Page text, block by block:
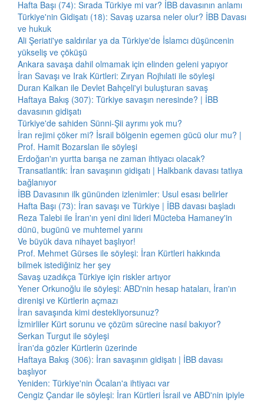
Hafta Başı (74): Sırada Türkiye mi var? İBB davasının anlamı
Türkiye'nin Gidişatı (18): Savaş uzarsa neler olur? İBB Davası
ve hukuk
Ali Şeriati'ye saldırılar ya da Türkiye'de İslamcı düşüncenin
yükseliş ve çöküşü
Ankara savaşa dahil olmamak için elinden geleni yapıyor
İran Savaşı ve Irak Kürtleri: Zıryan Rojhılati ile söyleşi
Duran Kalkan ile Devlet Bahçeli'yi buluşturan savaş
Haftaya Bakış (307): Türkiye savaşın neresinde? | İBB
davasının gidişatı
Türkiye'de sahiden Sünni-Şii ayrımı yok mu?
İran rejimi çöker mi? İsrail bölgenin egemen gücü olur mu? |
Prof. Hamit Bozarslan ile söyleşi
Erdoğan'ın yurtta barışa ne zaman ihtiyacı olacak?
Transatlantik: İran savaşının gidişatı | Halkbank davası tatlıya
bağlanıyor
İBB Davasının ilk gününden izlenimler: Usul esası belirler
Hafta Başı (73): İran savaşı ve Türkiye | İBB davası başladı
Reza Talebi ile İran'ın yeni dini lideri Mücteba Hamaney'in
dünü, bugünü ve muhtemel yarını
Ve büyük dava nihayet başlıyor!
Prof. Mehmet Gürses ile söyleşi: İran Kürtleri hakkında
bilmek istediğiniz her şey
Savaş uzadıkça Türkiye için riskler artıyor
Yener Orkunoğlu ile söyleşi: ABD'nin hesap hataları, İran'ın
direnişi ve Kürtlerin açmazı
İran savaşında kimi destekliyorsunuz?
İzmirliler Kürt sorunu ve çözüm sürecine nasıl bakıyor?
Serkan Turgut ile söyleşi
İran'da gözler Kürtlerin üzerinde
Haftaya Bakış (306): İran savaşının gidişatı | İBB davası
başlıyor
Yeniden: Türkiye'nin Öcalan'a ihtiyacı var
Cengiz Çandar ile söyleşi: İran Kürtleri İsrail ve ABD'nin ipiyle